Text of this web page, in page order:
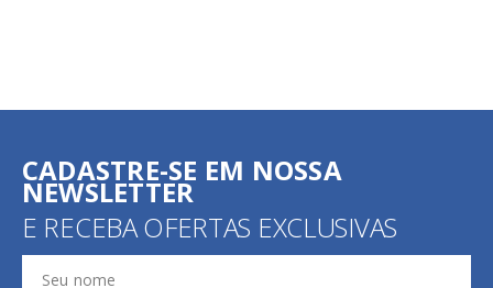
CADASTRE-SE EM NOSSA
NEWSLETTER
E RECEBA OFERTAS EXCLUSIVAS